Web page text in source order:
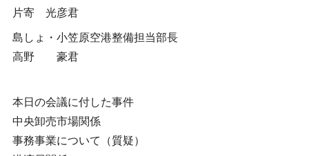
片寄 光彦君
島しょ・小笠原空港整備担当部長
高野 豪君
本日の会議に付した事件
中央卸売市場関係
事務事業について（質疑）